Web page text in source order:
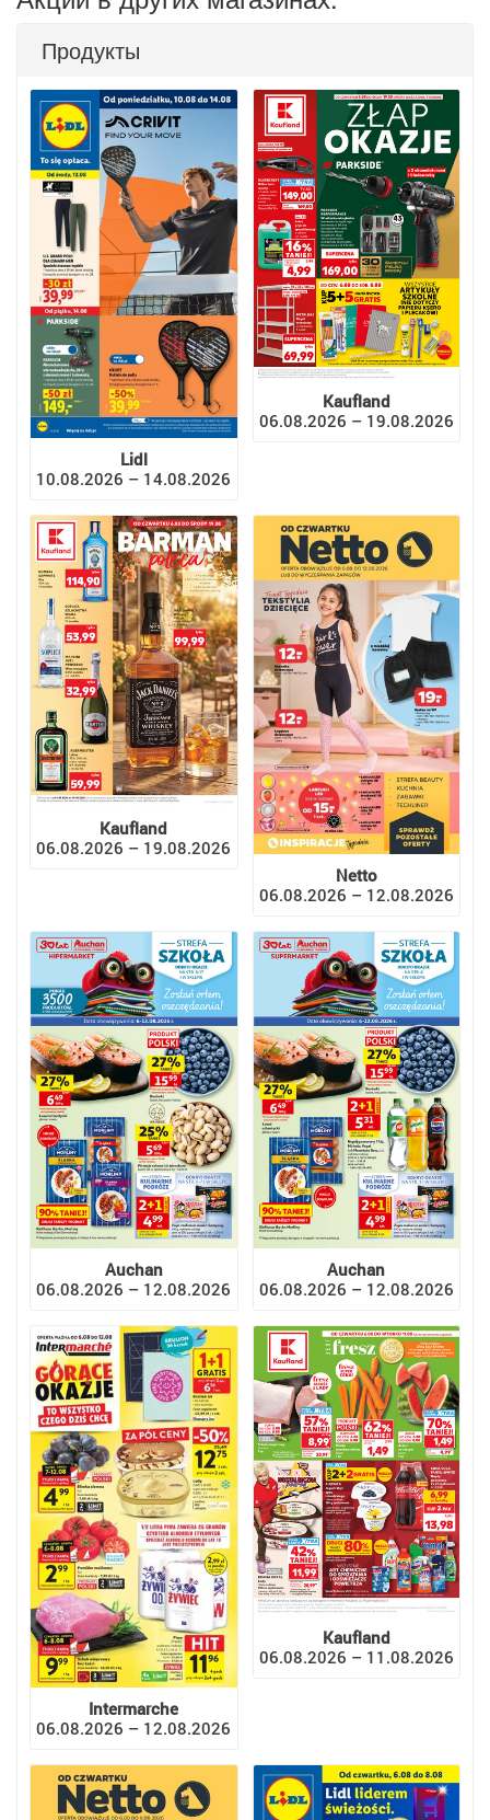
Продукты
Lidl
10.08.2026 – 14.08.2026
Kaufland
06.08.2026 – 19.08.2026
Kaufland
06.08.2026 – 19.08.2026
Netto
06.08.2026 – 12.08.2026
Auchan
06.08.2026 – 12.08.2026
Auchan
06.08.2026 – 12.08.2026
Intermarche
06.08.2026 – 12.08.2026
Kaufland
06.08.2026 – 11.08.2026